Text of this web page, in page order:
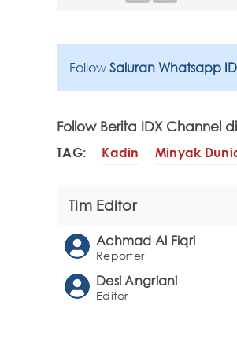
Follow Saluran Whatsapp
Follow Berita IDX Channel di
TAG: Kadin Minyak
Tim Editor
Achmad Al Fiqri
Reporter
Desi Angriani
Editor